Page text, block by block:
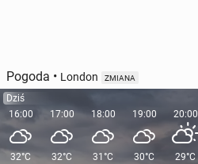
Pogoda • London ZMIANA
Dziś
16:00
32°C
17:00
32°C
18:00
31°C
19:00
30°C
20:00
29°C